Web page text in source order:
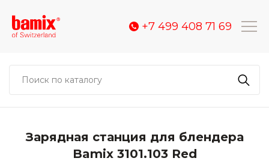
+7 499 408 71 69
Зарядная станция для блендера
Bamix 3101.103 Red